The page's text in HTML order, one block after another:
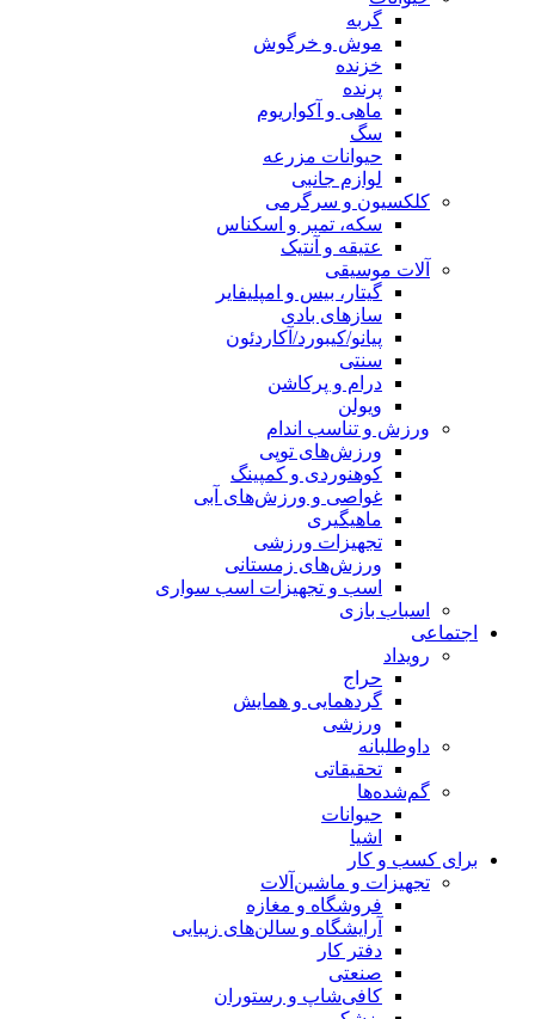
گربه
موش و خرگوش
خزنده
پرنده
ماهی و آکواریوم
سگ
حیوانات مزرعه
لوازم جانبی
کلکسیون و سرگرمی
سکه، تمبر و اسکناس
عتیقه و آنتیک
آلات موسیقی
گیتار، بیس و امپلیفایر
سازهای بادی
پیانو/کیبورد/آکاردئون
سنتی
درام و پرکاشن
ویولن
ورزش و تناسب اندام
ورزش‌های توپی
کوهنوردی و کمپینگ
غواصی و ورزش‌های آبی
ماهیگیری
تجهیزات ورزشی
ورزش‌های زمستانی
اسب و تجهیزات اسب سواری
اسباب‌ بازی
اجتماعی
رویداد
حراج
گردهمایی و همایش
ورزشی
داوطلبانه
تحقیقاتی
گم‌شده‌ها
حیوانات
اشیا
برای کسب و کار
تجهیزات و ماشین‌آلات
فروشگاه و مغازه
آرایشگاه و سالن‌های زیبایی
دفتر کار
صنعتی
کافی‌شاپ و رستوران